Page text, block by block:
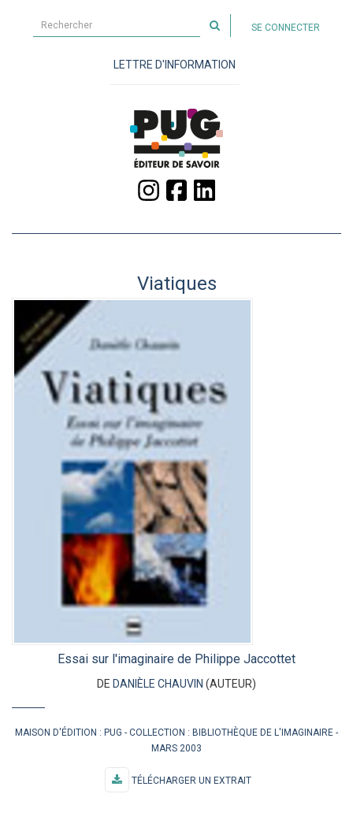
sur
site
SE CONNECTER
LETTRE D'INFORMATION
Viatiques
Essai sur l'imaginaire de Philippe Jaccottet
DE DANIÈLE CHAUVIN (AUTEUR)
MAISON D'ÉDITION : PUG COLLECTION : BIBLIOTHÈQUE DE L'IMAGINAIRE
MARS 2003
TÉLÉCHARGER UN EXTRAIT